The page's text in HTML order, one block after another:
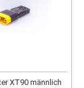
XT90 männlich